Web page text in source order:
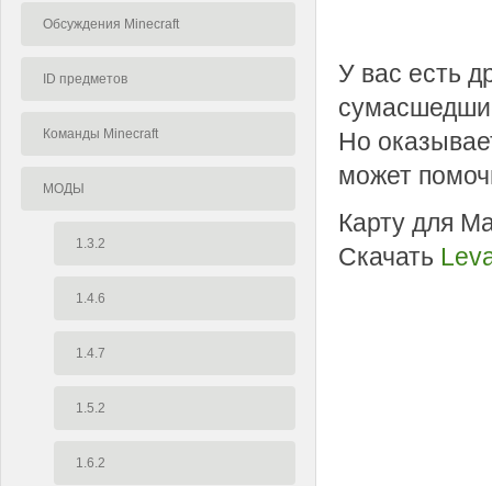
Обсуждения Minecraft
ID предметов
Команды Minecraft
МОДЫ
1.3.2
1.4.6
1.4.7
1.5.2
1.6.2
У вас есть
Но
может
Карту для
Скачать